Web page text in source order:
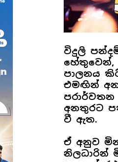
විදුලි
හේතුවෙන්,
පාලනය
එමඟින්
අනතුරට
වී ඇත.
ඒ අනුව
නිලධාරින්